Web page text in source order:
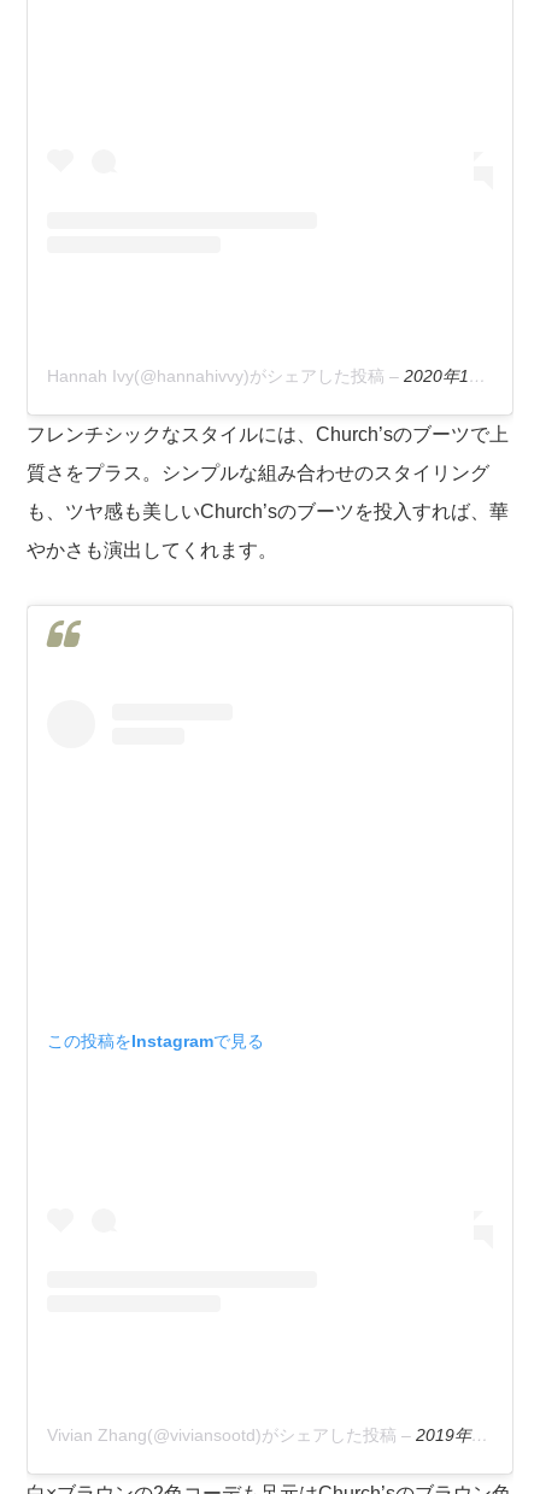
Hannah Ivy(@hannahivvy)がシェアした投稿 –2020年10月月12日午後11時24分PDT
フレンチシックなスタイルには、Church’sのブーツで上
質さをプラス。シンプルな組み合わせのスタイリング
も、ツヤ感も美しいChurch’sのブーツを投入すれば、華
やかさも演出してくれます。
この投稿をInstagramで見る
Vivian Zhang(@viviansootd)がシェアした投稿 –2019年12月月1日午後7時35分PST